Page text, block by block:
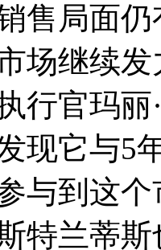
售局面
场继续
行官玛
现它与5
与到这
特兰蒂